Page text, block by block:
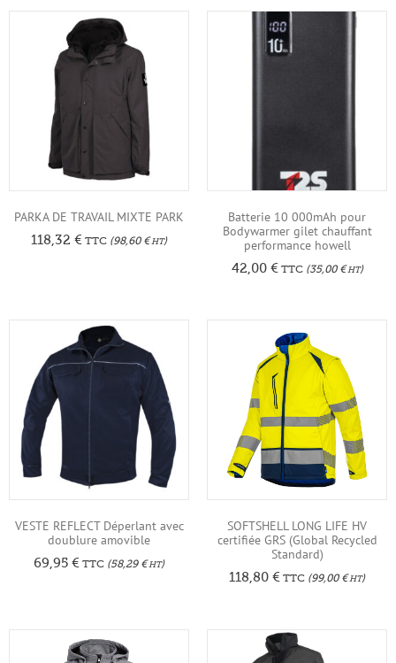
PARKA DE TRAVAIL MIXTE PARK
118,32 € TTC (98,60 €HT)
Batterie 10 000mAh pour
Bodywarmer gilet chauffant
performance howell
42,00 € TTC(35,00 €HT)
VESTE REFLECT Déperlant avec
doublure amovible
69,95 € TTC (58,29 €HT)
SOFTSHELL LONG LIFE HV
certifiée GRS (Global Recycled
Standard)
118,80 € TTC (99,00 €HT)